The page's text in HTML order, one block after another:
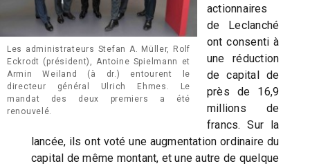
Les administrateurs Stefan A. Müller, Rolf
Eckrodt (président), Antoine Spielmann et
Armin Weiland (à dr.) entourent le
directeur général Ulrich Ehmes. Le
mandat des deux premiers a été
renouvelé.
actionnaires
de Leclanché
ont consenti à
une réduction
de capital de
près de 16,9
millions de
francs. Sur la
lancée, ils ont voté une augmentation ordinaire du
capital de même montant, et une autre de quelque